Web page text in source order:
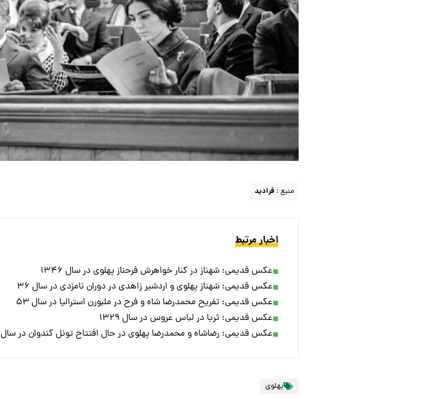
منبع : فرادید
اخبار مرتبط
عکس قدیمی: شهناز در کنار خواهرش فرحناز پهلوی در سال ۱۳۴۶
عکس قدیمی: شهناز پهلوی و اردشیر زاهدی در دوران نامزدی در سال ۳۶
عکس قدیمی: تفریح محمدرضا شاه و فرح در ملبورن استرالیا در سال ۵۳
عکس قدیمی: ثریا در لباس عروس در سال ۱۳۲۹
عکس قدیمی: رضاشاه و محمدرضا پهلوی در حال افتتاح تونل کندوان در سال ۱۳۱۷
پهلوی